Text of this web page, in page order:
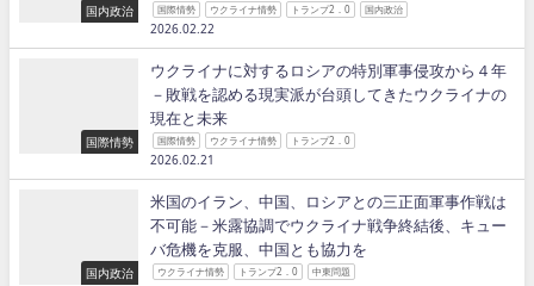
国内政治 国際情勢 ウクライナ情勢 トランプ2．0 国内政治
2026.02.22
国際情勢
ウクライナに対するロシアの特別軍事侵攻から４年
－敗戦を認める現実派が台頭してきたウクライナの
現在と未来
国際情勢 ウクライナ情勢 トランプ2．0
2026.02.21
国内政治
米国のイラン、中国、ロシアとの三正面軍事作戦は
不可能－米露協調でウクライナ戦争終結後、キュー
バ危機を克服、中国とも協力を
ウクライナ情勢 トランプ2．0 中東問題